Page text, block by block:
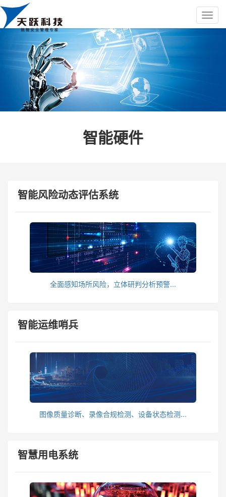
智能硬件
智能风险动态评估系统
全面感知场所风险，立体研判分析预警...
智能运维哨兵
图像质量诊断、录像合规检测、设备状态检测...
智慧用电系统